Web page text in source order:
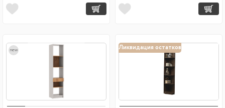
new Ликвидация остатков